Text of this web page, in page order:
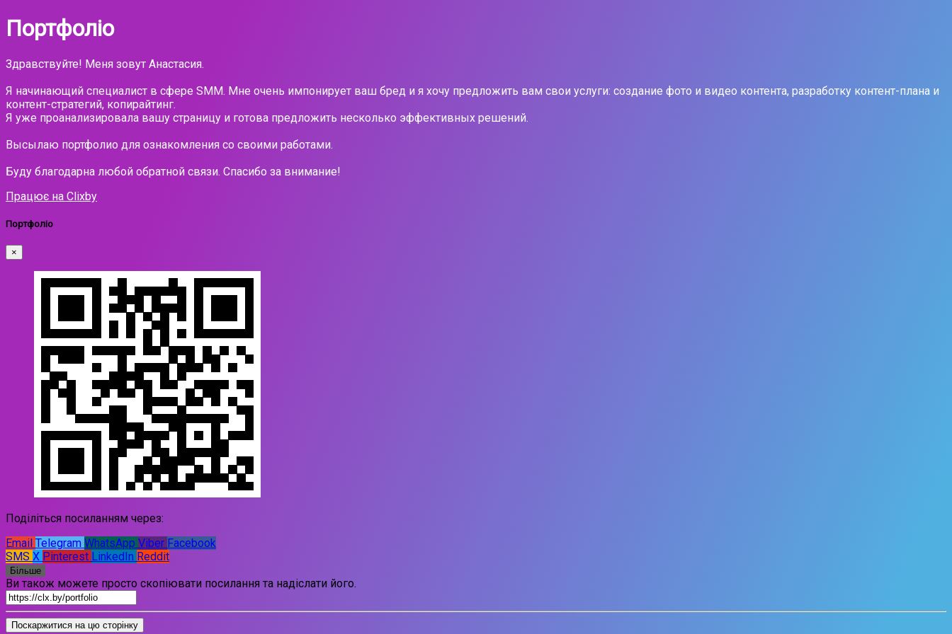
Портфоліо
Здравствуйте! Меня зовут Анастасия.
Я начинающий специалист в сфере SMM. Мне очень импонирует ваш бред и я хочу предложить вам свои услуги: создание фото и видео контента, разработку контент-плана и
контент-стратегий, копирайтинг.
Я уже проанализировала вашу страницу и готова предложить несколько эффективных решений.
Высылаю портфолио для ознакомления со своими работами.
Буду благодарна любой обратной связи. Спасибо за внимание!
Працює на Clixby
Портфоліо
×
Поділіться посиланням через:
Email Telegram WhatsApp Viber Facebook
SMS X Pinterest LinkedIn Reddit
Більше
Ви також можете просто скопіювати посилання та надіслати його.
Поскаржитися на цю сторінку